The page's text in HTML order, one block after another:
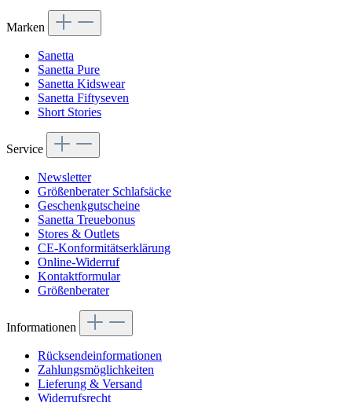
Marken
Sanetta
Sanetta Pure
Sanetta Kidswear
Sanetta Fiftyseven
Short Stories
Service
Newsletter
Größenberater Schlafsäcke
Geschenkgutscheine
Sanetta Treuebonus
Stores & Outlets
CE-Konformitätserklärung
Online-Widerruf
Kontaktformular
Größenberater
Informationen
Rücksendeinformationen
Zahlungsmöglichkeiten
Lieferung & Versand
Widerrufsrecht